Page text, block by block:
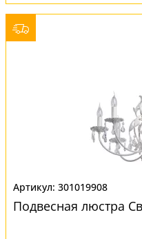
301019908
Подвесная люстра